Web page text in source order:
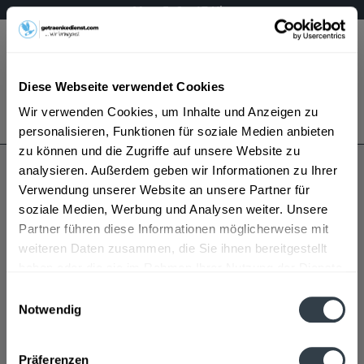
Diese Webseite verwendet Cookies
Wir verwenden Cookies, um Inhalte und Anzeigen zu
personalisieren, Funktionen für soziale Medien anbieten
zu können und die Zugriffe auf unsere Website zu
analysieren. Außerdem geben wir Informationen zu Ihrer
Verwendung unserer Website an unsere Partner für
soziale Medien, Werbung und Analysen weiter. Unsere
Partner führen diese Informationen möglicherweise mit
weiteren Daten zusammen, die Sie ihnen bereitgestellt
Notwendig
Präferenzen
Mo – Fr 9 – 17 Uhr
Menü
Bestellung widerrufen
Es gilt unsere Datenschutzerklärung
Stiefel
Stiefel wird in den folgenden Regionen, Städten,